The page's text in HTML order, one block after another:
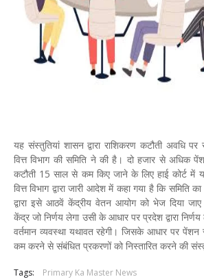
यह संस्तुतियां शासन द्वारा राशिकरण कटौती अवधि
वित्त विभाग की समिति ने की है। दो हजार से अधिक
कटौती 15 साल से कम किए जाने के लिए हाई कोर्ट में
वित्त विभाग द्वारा जारी आदेश में कहा गया है कि समिति
द्वारा इसे आठवें केंद्रीय वेतन आयोग को भेज दिया
केंद्र जो निर्णय लेगा उसी के आधार पर प्रदेश द्वारा
वर्तमान व्यवस्था यथावत रहेगी। जिसके आधार पर पेंशन
कम करने से संबंधित प्रकरणों को निस्तारित करने की
Tags: Primary Ka Master News